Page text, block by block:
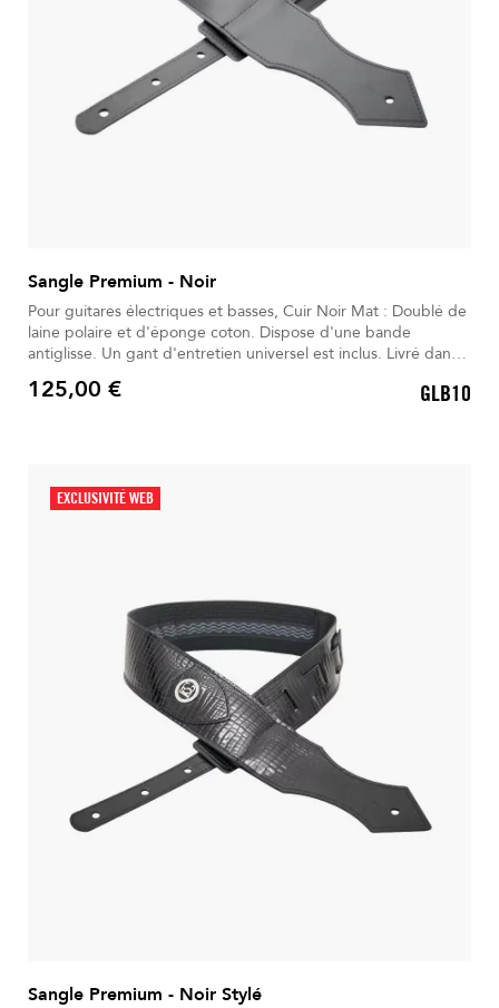
Sangle Premium - Noir
Pour guitares électriques et basses, Cuir Noir Mat : Doublé de
laine polaire et d'éponge coton. Dispose d'une bande
antiglisse. Un gant d'entretien universel est inclus. Livré dans
Prix
125,00 € GLB10
EXCLUSIVITÉ WEB
Sangle Premium - Noir Stylé